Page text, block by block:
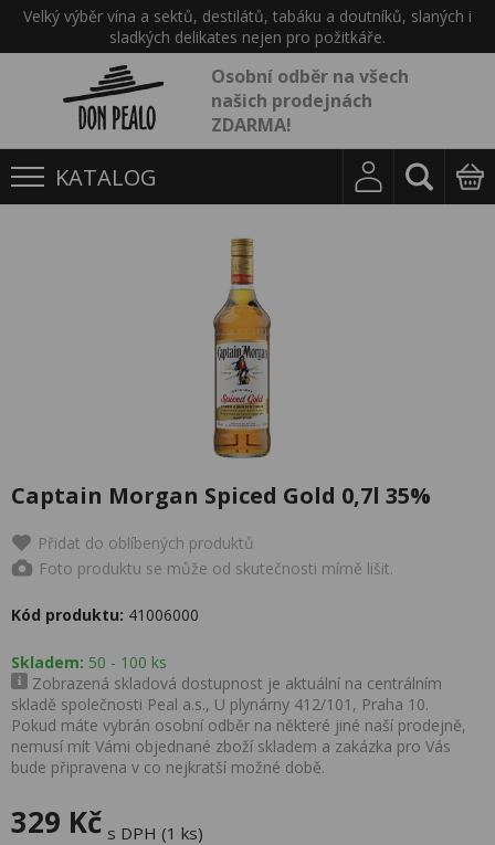
Velký výběr vína a sektů, destilátů, tabáku a doutníků, slaných i
sladkých delikates nejen pro požitkáře.
Osobní odběr na všech
našich prodejnách
ZDARMA!
KATALOG
Captain Morgan Spiced Gold 0,7l 35%
Přidat do oblíbených produktů
Foto produktu se může od skutečnosti mírně lišit.
Kód produktu: 41006000
Skladem: 50 - 100 ks
Zobrazená skladová dostupnost je aktuální na centrálním
skladě společnosti Peal a.s., U plynárny 412/101, Praha 10.
Pokud máte vybrán osobní odběr na některé jiné naší prodejně,
nemusí mít Vámi objednané zboží skladem a zakázka pro Vás
bude připravena v co nejkratší možné době.
329 Kč s DPH (1 ks)